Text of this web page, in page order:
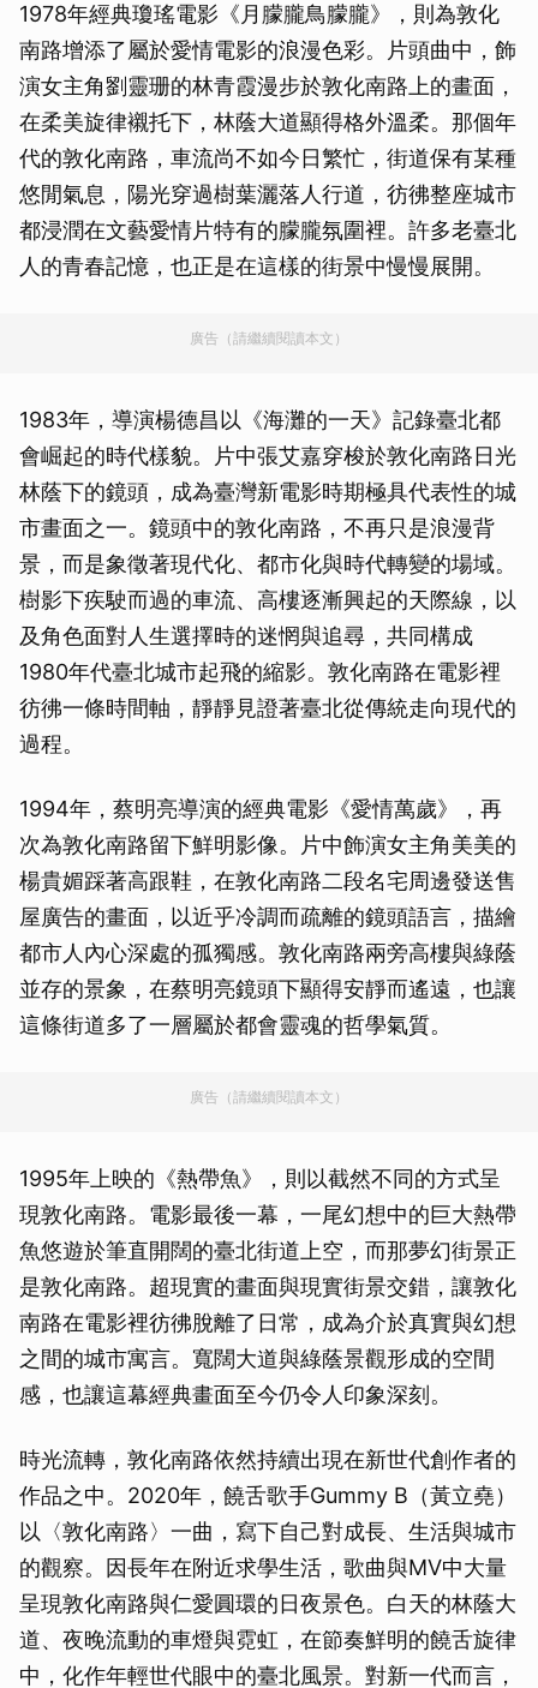
1978年經典瓊瑤電影《月朦朧鳥朦朧》，則為敦化
南路增添了屬於愛情電影的浪漫色彩。片頭曲中，飾
演女主角劉靈珊的林青霞漫步於敦化南路上的畫面，
在柔美旋律襯托下，林蔭大道顯得格外溫柔。那個年
代的敦化南路，車流尚不如今日繁忙，街道保有某種
悠閒氣息，陽光穿過樹葉灑落人行道，彷彿整座城市
都浸潤在文藝愛情片特有的朦朧氛圍裡。許多老臺北
人的青春記憶，也正是在這樣的街景中慢慢展開。
廣告（請繼續閱讀本文）
1983年，導演楊德昌以《海灘的一天》記錄臺北都
會崛起的時代樣貌。片中張艾嘉穿梭於敦化南路日光
林蔭下的鏡頭，成為臺灣新電影時期極具代表性的城
市畫面之一。鏡頭中的敦化南路，不再只是浪漫背
景，而是象徵著現代化、都市化與時代轉變的場域。
樹影下疾駛而過的車流、高樓逐漸興起的天際線，以
及角色面對人生選擇時的迷惘與追尋，共同構成
1980年代臺北城市起飛的縮影。敦化南路在電影裡
彷彿一條時間軸，靜靜見證著臺北從傳統走向現代的
過程。
1994年，蔡明亮導演的經典電影《愛情萬歲》，再
次為敦化南路留下鮮明影像。片中飾演女主角美美的
楊貴媚踩著高跟鞋，在敦化南路二段名宅周邊發送售
屋廣告的畫面，以近乎冷調而疏離的鏡頭語言，描繪
都市人內心深處的孤獨感。敦化南路兩旁高樓與綠蔭
並存的景象，在蔡明亮鏡頭下顯得安靜而遙遠，也讓
這條街道多了一層屬於都會靈魂的哲學氣質。
廣告（請繼續閱讀本文）
1995年上映的《熱帶魚》，則以截然不同的方式呈
現敦化南路。電影最後一幕，一尾幻想中的巨大熱帶
魚悠遊於筆直開闊的臺北街道上空，而那夢幻街景正
是敦化南路。超現實的畫面與現實街景交錯，讓敦化
南路在電影裡彷彿脫離了日常，成為介於真實與幻想
之間的城市寓言。寬闊大道與綠蔭景觀形成的空間
感，也讓這幕經典畫面至今仍令人印象深刻。
時光流轉，敦化南路依然持續出現在新世代創作者的
作品之中。2020年，饒舌歌手Gummy B（黃立堯）
以〈敦化南路〉一曲，寫下自己對成長、生活與城市
的觀察。因長年在附近求學生活，歌曲與MV中大量
呈現敦化南路與仁愛圓環的日夜景色。白天的林蔭大
道、夜晚流動的車燈與霓虹，在節奏鮮明的饒舌旋律
中，化作年輕世代眼中的臺北風景。對新一代而言，